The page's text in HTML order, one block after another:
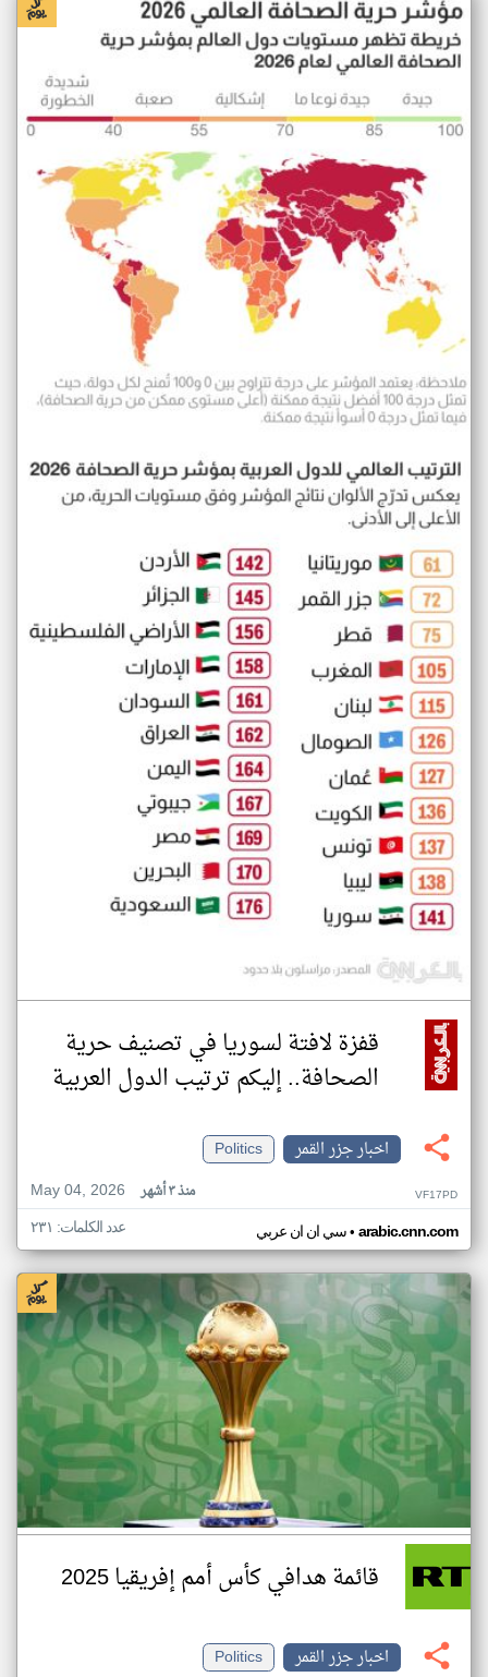
قفزة لافتة لسوريا في تصنيف حرية
الصحافة.. إليكم ترتيب الدول العربية
اخبار جزر القمر
Politics
May 04, 2026
منذ ٣ أشهر VF17PD
سي ان ان عربي• arabic.cnn.com عدد الكلمات: ٢٣١
قائمة هدافي كأس أمم إفريقيا 2025
اخبار جزر القمر
Politics